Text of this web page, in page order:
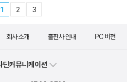
1 2 3
회사 소개 출판사 안내 PC 버전
딘커뮤니케이션